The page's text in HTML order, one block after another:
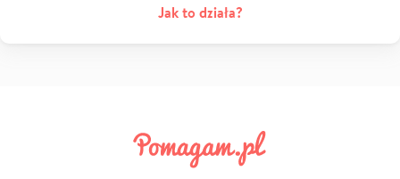
Jak to działa?